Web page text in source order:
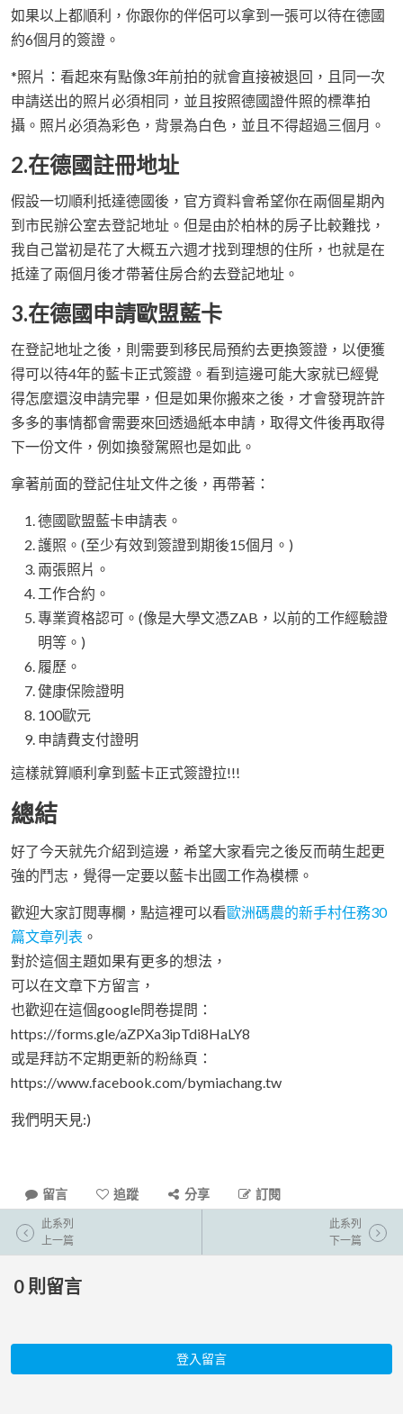
如果以上都順利，你跟你的伴侶可以拿到一張可以待在德國
約6個月的簽證。
*照片：看起來有點像3年前拍的就會直接被退回，且同一次
申請送出的照片必須相同，並且按照德國證件照的標準拍
攝。照片必須為彩色，背景為白色，並且不得超過三個月。
2.在德國註冊地址
假設一切順利抵達德國後，官方資料會希望你在兩個星期內
到市民辦公室去登記地址。但是由於柏林的房子比較難找，
我自己當初是花了大概五六週才找到理想的住所，也就是在
抵達了兩個月後才帶著住房合約去登記地址。
3.在德國申請歐盟藍卡
在登記地址之後，則需要到移民局預約去更換簽證，以便獲
得可以待4年的藍卡正式簽證。看到這邊可能大家就已經覺
得怎麼還沒申請完畢，但是如果你搬來之後，才會發現許許
多多的事情都會需要來回透過紙本申請，取得文件後再取得
下一份文件，例如換發駕照也是如此。
拿著前面的登記住址文件之後，再帶著：
德國歐盟藍卡申請表。
護照。(至少有效到簽證到期後15個月。)
兩張照片。
工作合約。
專業資格認可。(像是大學文憑ZAB，以前的工作經驗證
明等。)
履歷。
健康保險證明
100歐元
申請費支付證明
這樣就算順利拿到藍卡正式簽證拉!!!
總結
好了今天就先介紹到這邊，希望大家看完之後反而萌生起更
強的鬥志，覺得一定要以藍卡出國工作為模標。
歡迎大家訂閱專欄，點這裡可以看歐洲碼農的新手村任務30
篇文章列表 。
對於這個主題如果有更多的想法，
可以在文章下方留言，
也歡迎在這個google問卷提問：
https://forms.gle/aZPXa3ipTdi8HaLY8
或是拜訪不定期更新的粉絲頁：
https://www.facebook.com/bymiachang.tw
我們明天見:)
留言 追蹤 分享 訂閱
此系列
上一篇
此系列
下一篇
0 則留言
登入留言